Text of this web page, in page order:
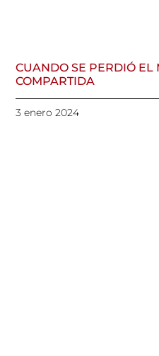
CUANDO SE PERDIÓ EL
COMPARTIDA
3 enero 2024